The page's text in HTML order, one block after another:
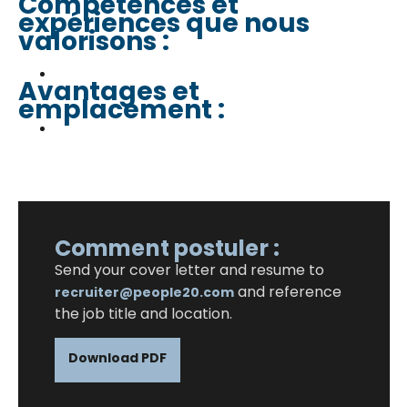
expériences que nous
valorisons :
Avantages et
emplacement :
Comment postuler :
Send your cover letter and resume to
recruiter@people20.com and reference
the job title and location.
Download PDF